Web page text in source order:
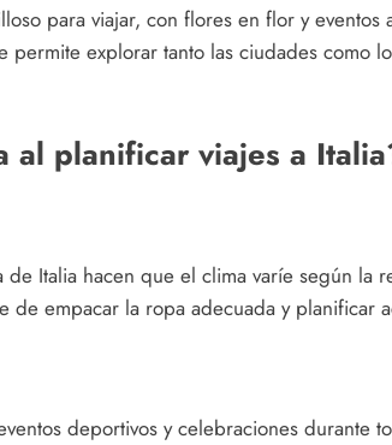
para viajar, con flores en flor y eventos
explorar tanto las ciudades como
al planificar viajes a
Italia hacen que el clima varíe según la
de empacar la ropa adecuada y planificar
deportivos y celebraciones durante